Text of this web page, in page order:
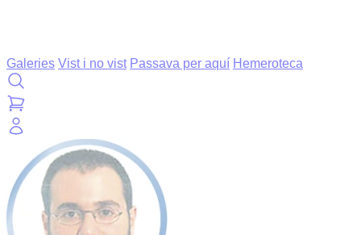
Galeries Vist i no vist Passava per aquí Hemeroteca